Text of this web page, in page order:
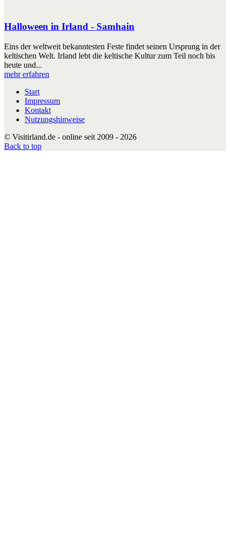
Halloween in Irland - Samhain
Eins der weltweit bekanntesten Feste findet seinen Ursprung in der
keltischen Welt. Irland lebt die keltische Kultur zum Teil noch bis
heute und...
mehr erfahren
Start
Impressum
Kontakt
Nutzungshinweise
© Visitirland.de - online seit 2009 - 2026
Back to top